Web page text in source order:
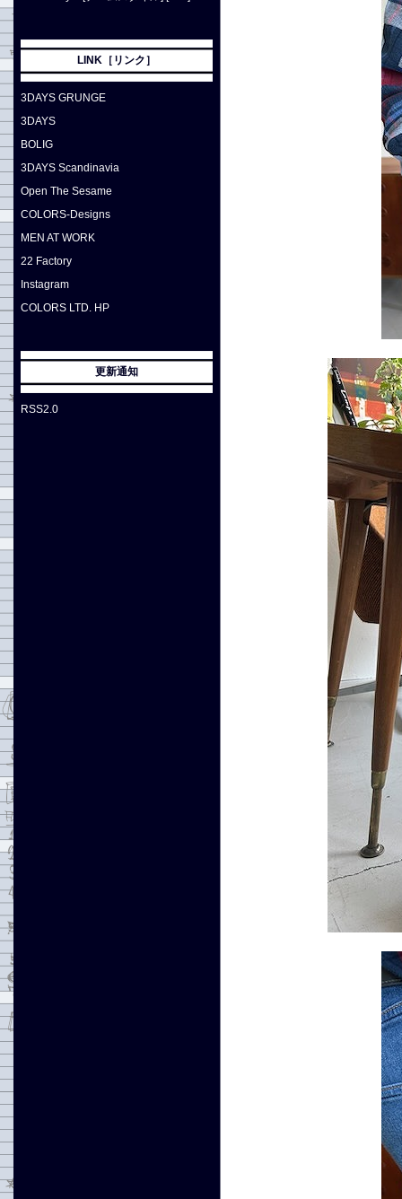
LINK［リンク］
3DAYS GRUNGE
3DAYS
BOLIG
3DAYS Scandinavia
Open The Sesame
COLORS-Designs
MEN AT WORK
22 Factory
Instagram
COLORS LTD. HP
更新通知
RSS2.0